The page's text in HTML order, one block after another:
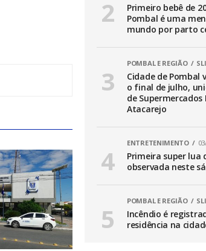
Primeiro bebê de
Pombal é uma
mundo por parto
POMBAL E REGIÃO
Cidade de Pombal
o final de julho,
de Supermercados
Atacarejo
ENTRETENIMENTO
Primeira super lua
observada neste
POMBAL E REGIÃO
Incêndio é
residência na